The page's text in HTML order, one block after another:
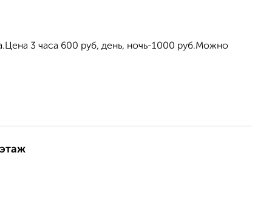
3 часа 600 руб, день, ночь-1000 руб.Можно